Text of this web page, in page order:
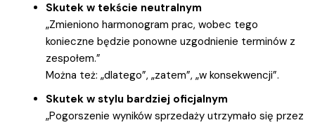
Skutek w tekście neutralnym
„Zmieniono harmonogram prac, wobec tego
konieczne będzie ponowne uzgodnienie terminów z
zespołem.”
Można też: „dlatego”, „zatem”, „w konsekwencji”.
Skutek w stylu bardziej oficjalnym
„Pogorszenie wyników sprzedaży utrzymało się przez